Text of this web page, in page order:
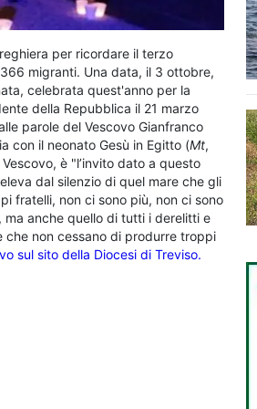
per ricordare il terzo
migranti. Una data, il 3 ottobre,
celebrata quest'anno per la
della Repubblica il 21 marzo
parole del Vescovo Gianfranco
con il neonato Gesù in Egitto (Mt,
è "l’invito dato a questo
dal silenzio di quel mare che gli
fratelli, non ci sono più, non ci sono
anche quello di tutti i derelitti e
che non cessano di produrre troppi
sul sito della Diocesi di Treviso.